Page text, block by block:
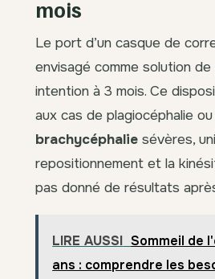
mois
Le port d’un casque de
envisagé comme solution de
intention à 3 mois. Ce
aux cas de plagiocéphalie
brachycéphalie sévères,
repositionnement et la
pas donné de résultats
LIRE AUSSI Sommeil de
ans : comprendre les